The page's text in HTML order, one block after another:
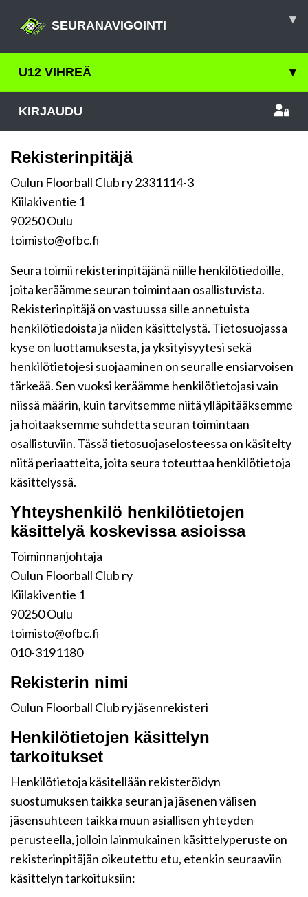
SEURANAVIGOINTI ▾
U12 VIHREÄ ▾
KIRJAUDU
Rekisterinpitäjä
Oulun Floorball Club ry 2331114-3
Kiilakiventie 1
90250 Oulu
toimisto@ofbc.fi
Seura toimii rekisterinpitäjänä niille henkilötiedoille,
joita keräämme seuran toimintaan osallistuvista.
Rekisterinpitäjä on vastuussa sille annetuista
henkilötiedoista ja niiden käsittelystä. Tietosuojassa
kyse on luottamuksesta, ja yksityisyytesi sekä
henkilötietojesi suojaaminen on seuralle ensiarvoisen
tärkeää. Sen vuoksi keräämme henkilötietojasi vain
niissä määrin, kuin tarvitsemme niitä ylläpitääksemme
ja hoitaaksemme suhdetta seuran toimintaan
osallistuviin. Tässä tietosuojaselosteessa on käsitelty
niitä periaatteita, joita seura toteuttaa henkilötietoja
käsittelyssä.
Yhteyshenkilö henkilötietojen
käsittelyä koskevissa asioissa
Toiminnanjohtaja
Oulun Floorball Club ry
Kiilakiventie 1
90250 Oulu
toimisto@ofbc.fi
010-3191180
Rekisterin nimi
Oulun Floorball Club ry jäsenrekisteri
Henkilötietojen käsittelyn
tarkoitukset
Henkilötietoja käsitellään rekisteröidyn
suostumuksen taikka seuran ja jäsenen välisen
jäsensuhteen taikka muun asiallisen yhteyden
perusteella, jolloin lainmukainen käsittelyperuste on
rekisterinpitäjän oikeutettu etu, etenkin seuraaviin
käsittelyn tarkoituksiin: